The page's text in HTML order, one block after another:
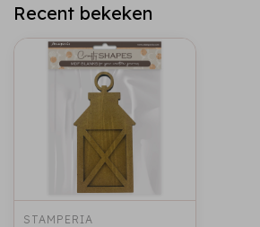
Recent bekeken
STAMPERIA